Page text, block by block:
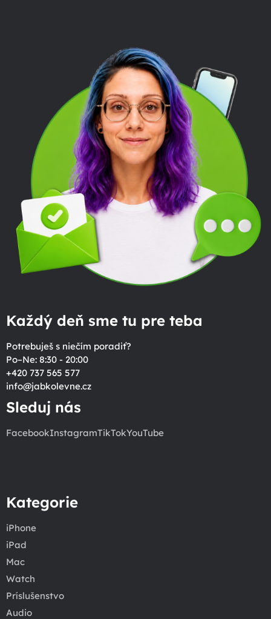
Každý deň sme tu pre teba
Potrebuješ s niečím poradiť?
Po–Ne: 8:30 - 20:00
+420 737 565 577
info@jabkolevne.cz
Sleduj nás
FacebookInstagramTikTokYouTube
Kategorie
iPhone
iPad
Mac
Watch
Príslušenstvo
Audio